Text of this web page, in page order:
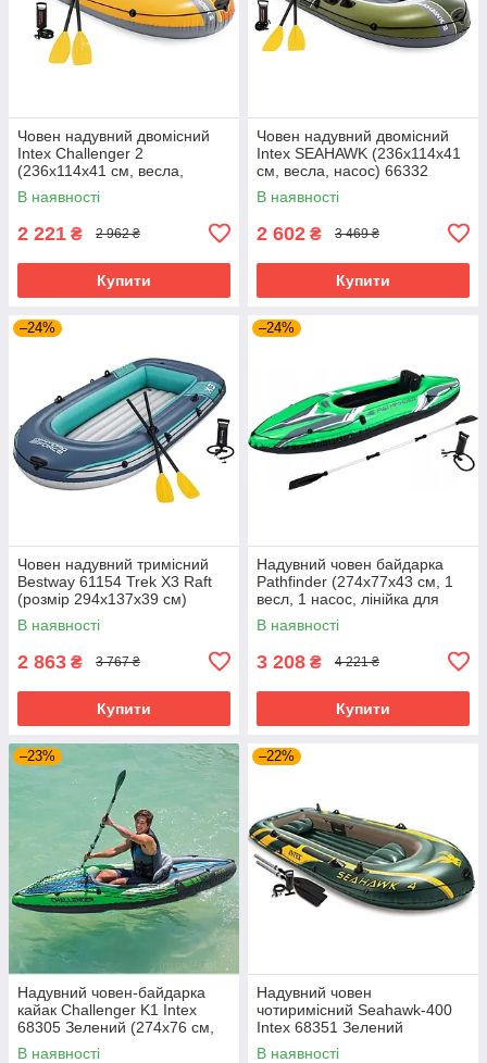
Човен надувний двомісний
Intex Challenger 2
(236х114х41 см, весла,
насос) 66312 Жовтий
В наявності
2 221 ₴ 2 962 ₴
Купити
Човен надувний двомісний
Intex SEAHAWK (236x114x41
см, весла, насос) 66332
Зелений
В наявності
2 602 ₴ 3 469 ₴
Купити
–24%
Човен надувний тримісний
Bestway 61154 Trek X3 Raft
(розмір 294x137x39 см)
В наявності
2 863 ₴ 3 767 ₴
Купити
–24%
Надувний човен байдарка
Pathfinder (274х77х43 см, 1
весл, 1 насос, лінійка для
буксирування, надувна
спинка) 34176 Зелена
В наявності
3 208 ₴ 4 221 ₴
Купити
–23%
Надувний човен-байдарка
кайак Challenger K1 Intex
68305 Зелений (274х76 см,
весло, насос)
В наявності
–22%
Надувний човен
чотиримісний Seahawk-400
Intex 68351 Зелений
В наявності